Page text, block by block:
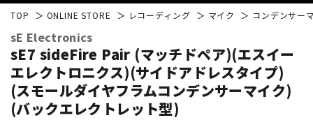
エレキギター アコギ/エレアコ
TOP ONLINE STORE レコーディング マイク コンデンサー
sE Electronics
sE7 sideFire Pair (マッチドペア)(エスイー
エレクトロニクス)(サイドアドレスタイプ)
(スモールダイヤフラムコンデンサーマイク)
(バックエレクトレット型)